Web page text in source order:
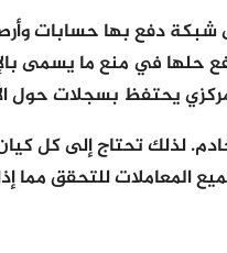
شبكة دفع بها حسابات
في منع ما يسمى
يحتفظ بسجلات حول
لذلك تحتاج إلى كل
للتحقق مما